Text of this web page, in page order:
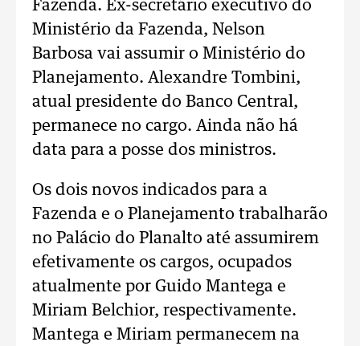
Fazenda. Ex-secretário executivo do
Ministério da Fazenda, Nelson
Barbosa vai assumir o Ministério do
Planejamento. Alexandre Tombini,
atual presidente do Banco Central,
permanece no cargo. Ainda não há
data para a posse dos ministros.
Os dois novos indicados para a
Fazenda e o Planejamento trabalharão
no Palácio do Planalto até assumirem
efetivamente os cargos, ocupados
atualmente por Guido Mantega e
Miriam Belchior, respectivamente.
Mantega e Miriam permanecem na